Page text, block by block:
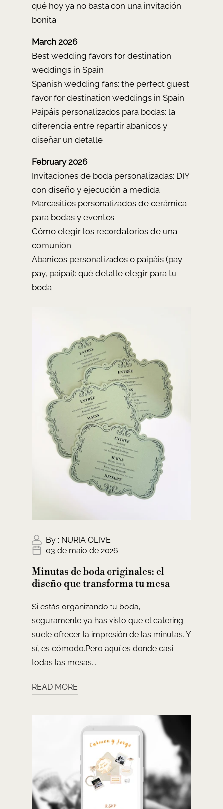
qué hoy ya no basta con una invitación
bonita
March 2026
Best wedding favors for destination
weddings in Spain
Spanish wedding fans: the perfect guest
favor for destination weddings in Spain
Paipáis personalizados para bodas: la
diferencia entre repartir abanicos y
diseñar un detalle
February 2026
Invitaciones de boda personalizadas: DIY
con diseño y ejecución a medida
Marcasitios personalizados de cerámica
para bodas y eventos
Cómo elegir los recordatorios de una
comunión
Abanicos personalizados o paipáis (pay
pay, paipai): qué detalle elegir para tu
boda
By : NURIA OLIVE
03 de maio de 2026
Minutas de boda originales: el
diseño que transforma tu mesa
Si estás organizando tu boda,
seguramente ya has visto que el catering
suele ofrecer la impresión de las minutas. Y
sí, es cómodo.Pero aquí es donde casi
todas las mesas...
READ MORE